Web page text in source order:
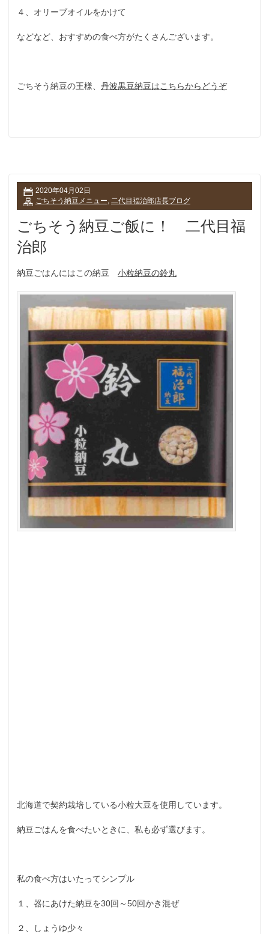
４、オリーブオイルをかけて
などなど、おすすめの食べ方がたくさんございます。
ごちそう納豆の王様、 丹波黒豆納豆はこちらからどうぞ
2020年04月02日
ごちそう納豆メニュー 二代目福治郎店長ブログ
ごちそう納豆ご飯に！ 二代目福
治郎
納豆ごはんにはこの納豆 小粒納豆の鈴丸
北海道で契約栽培している小粒大豆を使用しています。
納豆ごはんを食べたいときに、私も必ず選びます。
私の食べ方はいたってシンプル
１、器にあけた納豆を30回～50回かき混ぜ
２、しょうゆ少々